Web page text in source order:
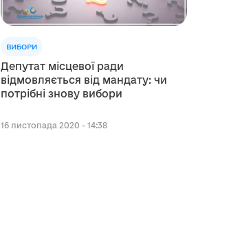
ВИБОРИ
Депутат місцевої ради
відмовляється від мандату: чи
потрібні знову вибори
16 листопада 2020 - 14:38